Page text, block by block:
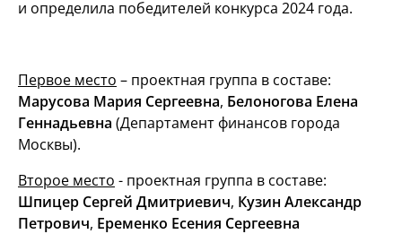
и определила победителей конкурса 2024 года.
Первое место – проектная группа в составе:
Марусова Мария Сергеевна, Белоногова Елена
Геннадьевна (Департамент финансов города
Москвы).
Второе место - проектная группа в составе:
Шпицер Сергей Дмитриевич, Кузин Александр
Петрович, Еременко Есения Сергеевна